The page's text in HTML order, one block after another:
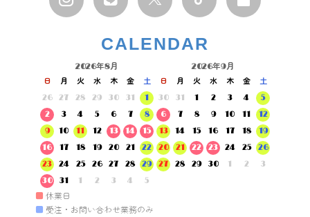
CALENDAR
2026年8月
日 月 火 水 木 金
土
26
27 28 29 30 31
1
2
3 4 5 6 7
8
9
10 11 12 13 14
15
16
17 18 19 20 21
22
23
24 25 26 27 28
29
30
31 1 2 3 4 5
2026年9月
日 月 火 水 木 金
土
30
31 1 2 3 4
5
6
7 8 9 10 11
12
13
14 15 16 17 18
19
20
21 22 23 24 25
26
27
28 29 30 1 2 3
■ 休業日
■ 受注・お問い合わせ業務のみ